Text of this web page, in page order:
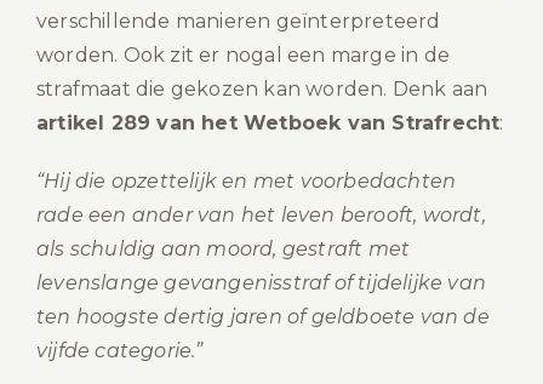
verschillende manieren geïnterpreteerd
worden. Ook zit er nogal een marge in de
strafmaat die gekozen kan worden. Denk aan
artikel 289 van het Wetboek van Strafrecht:
“Hij die opzettelijk en met voorbedachten
rade een ander van het leven berooft, wordt,
als schuldig aan moord, gestraft met
levenslange gevangenisstraf of tijdelijke van
ten hoogste dertig jaren of geldboete van de
vijfde categorie.”